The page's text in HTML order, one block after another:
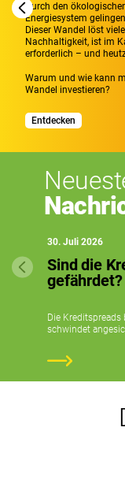
FÜR
MANDARINE
Durch den
Energiesystem
Dieser Wandel löst
Nachhaltigkeit, ist im
erforderlich – und
Warum und wie kann
Wandel investieren?
Entdecken
30. Juli 2026
Sind die
gefährdet?
Die
schwindet